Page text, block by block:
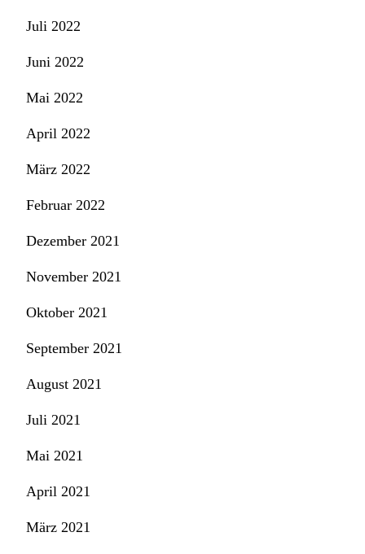
Juli 2022
Juni 2022
Mai 2022
April 2022
März 2022
Februar 2022
Dezember 2021
November 2021
Oktober 2021
September 2021
August 2021
Juli 2021
Mai 2021
April 2021
März 2021